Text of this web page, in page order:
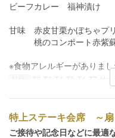
ビーフカレー 福神漬け
甘味 赤皮甘栗かぼちゃプ
桃のコンポート赤紫蘇
※食物アレルギーがありま
Ngày T2, T3, T4, T5, T6, T7, Hol
特上ステーキ会席 ～扇
ご接待や記念日などに最適